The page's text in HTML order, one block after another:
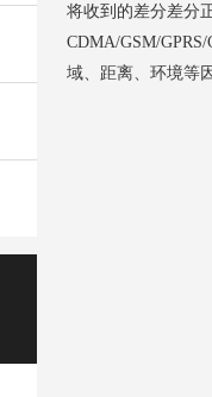
将收到的差分差分
CDMA/GSM/
域、距离、环境等